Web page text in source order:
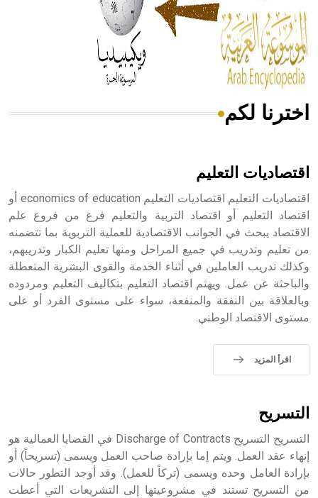
- هل تعلم أن المرجان إفراز حيواني يتكون في البحر ويتركب
من مادة كربونات الكلسيوم، وهو أحمر أو شديد الحمرة وهو
أجود أنواعه، ويمتاز بكبر الحجم ويسمى الش
هل تعلم أن الأبسيد كلمة فرنسية اللفظ تم اعتمادها مصطلحاً
- هل تعلم أن أبجر Abgar اسم معروف جيداً يعود إلى عدد من
الملوك الذين حكموا مدينة إديسا (الرها) من أبجر الأول وحتى
التاسع، وهم ينتسبون إلى أسرة أوسروين
sign تكتب منفصلة غير متصلة، وتعتمد المبدأ الأكوروفوني،
اخترنا لكم
اقتصاديات التعليم
اقتصاديات التعليم اقتصاديات التعليم economics of education أو
اقتصاد التعليم أو اقتصاد التربية والتعليم فرع من فروع علم
الاقتصاد يبحث في الجوانب الاقتصادية للعملية التربوية بما تتضمنه
من تعليم وتدريب في جميع المراحل ومنها تعليم الكبار وتدريبهم،
وكذلك تدريب العاملين في أثناء الخدمة والقوى البشرية المتعطلة
والباحثة عن عمل. ويهتم اقتصاد التعليم بتكاليف التعليم ومردوده
وبالعلاقة بين النفقة والمنفعة، سواء على مستوى الفرد أو على
مستوى الاقتصاد الوطني.
اقرأ المزيد
التسريح
التسريح التسريح Discharge of Contracts في القضايا العمالية هو
إنهاء عقد العمل. ويتم إما بإرادة صاحب العمل ويسمى (تسريحاً) أو
بإرادة العامل وحده ويسمى (تركاً للعمل). وقد أوجد التطور حالات
من التسريح تستند في مشروعيتها إلى التشريعات التي أعطت